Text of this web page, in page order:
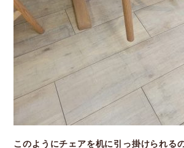
このようにチェアを机に引っ掛けられる